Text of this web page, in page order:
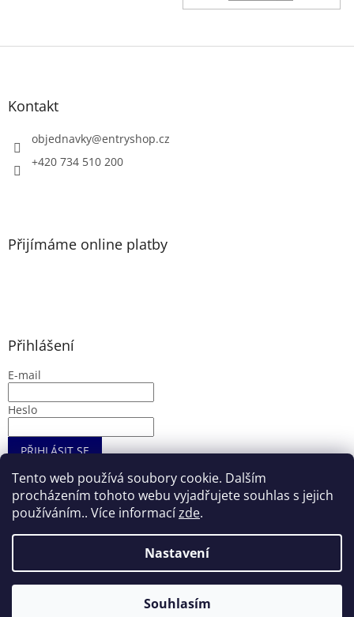
Tento web používá soubory cookie. Dalším
procházením tohoto webu vyjadřujete souhlas s jejich
používáním.. Více informacízde.
Nastavení
Souhlasím
Z
Kontakt
objednavky@entryshop.cz
+420 734 510 200
Přijímáme online platby
Přihlášení
E-mail
Heslo
PŘIHLÁSIT SE
Nová registraceZapomenuté heslo
Copyright 2026Entryshop.cz. Všechna práva vyhrazena.
Upravit nastavení cookies